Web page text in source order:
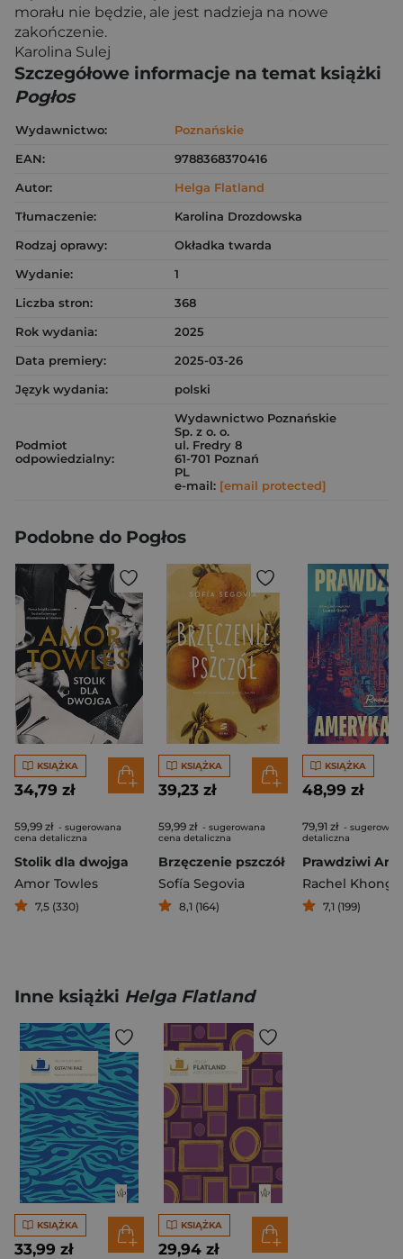
morału nie będzie, ale jest nadzieja na nowe
zakończenie.
Karolina Sulej
Szczegółowe informacje na temat książki
Pogłos
Wydawnictwo:
Poznańskie
EAN:
9788368370416
Autor:
Helga Flatland
Tłumaczenie:
Karolina Drozdowska
Rodzaj oprawy:
Okładka twarda
Wydanie:
1
Liczba stron:
368
Rok wydania:
2025
Data premiery:
2025-03-26
Język wydania:
polski
Podmiot
odpowiedzialny:
Wydawnictwo Poznańskie
Sp. z o. o.
ul. Fredry 8
61-701 Poznań
PL
e-mail: [email protected]
Podobne do Pogłos
KSIĄŻKA
34,79 zł
59,99 zł - sugerowana
cena detaliczna
Stolik dla dwojga
Amor Towles
7,5 (330)
KSIĄŻKA
39,23 zł
59,99 zł - sugerowana
cena detaliczna
Brzęczenie pszczół
Sofía Segovia
8,1 (164)
KSIĄŻKA
48,99 zł
79,91 zł -
detaliczna
Rachel Khong
7,1 (199)
Inne książki Helga Flatland
KSIĄŻKA
33,99 zł
KSIĄŻKA
29,94 zł